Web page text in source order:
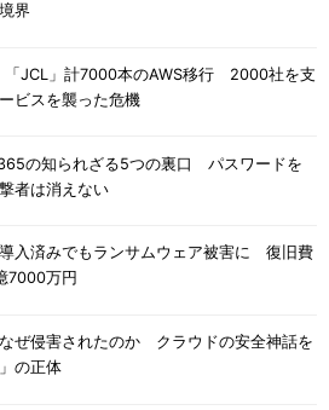
界
「JCL」計7000本のAWS移行 2000社を支
ビスを襲った危機
の知られざる5つの裏口 パスワードを
者は消えない
入済みでもランサムウェア被害に 復旧費
7000万円
ぜ侵害されたのか クラウドの安全神話を
の正体